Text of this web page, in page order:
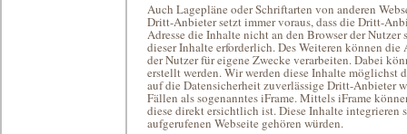
Auch Lagepläne oder Schriftarten von anderen
Dritt-Anbieter setzt immer voraus, dass die Dritt-
Adresse die Inhalte nicht an den Browser der
dieser Inhalte erforderlich. Des Weiteren können
der Nutzer für eigene Zwecke verarbeiten. Dabei
erstellt werden. Wir werden diese Inhalte möglichst
auf die Datensicherheit zuverlässige Dritt-Anbieter
Fällen als sogenanntes iFrame. Mittels iFrame
diese direkt ersichtlich ist. Diese Inhalte integrieren
aufgerufenen Webseite gehören würden.